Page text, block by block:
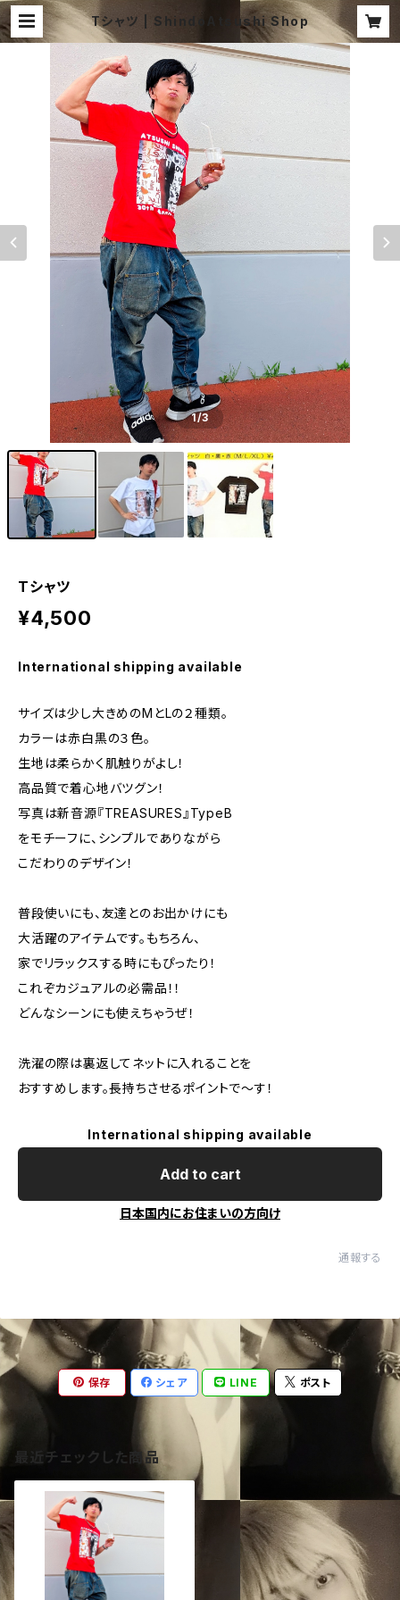
Tシャツ | ShindoAtsushi Shop
1/3
Tシャツ
¥4,500
International shipping available
サイズは少し大きめのМとLの２種類。
カラーは赤白黒の３色。
生地は柔らかく肌触りがよし！
高品質で着心地バツグン！
写真は新音源『TREASURES』TypeB
をモチーフに、シンプルでありながら
こだわりのデザイン！
普段使いにも、友達とのお出かけにも
大活躍のアイテムです。もちろん、
家でリラックスする時にもぴったり！
これぞカジュアルの必需品！！
どんなシーンにも使えちゃうぜ！
洗濯の際は裏返してネットに入れることを
おすすめします。長持ちさせるポイントで〜す！
International shipping available
Add to cart
日本国内にお住まいの方向け
通報する
保存 シェア LINE ポスト
最近チェックした商品